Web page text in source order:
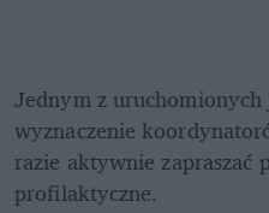
Jednym z
wyznaczenie
razie aktywnie zapraszać
profilaktyczne.